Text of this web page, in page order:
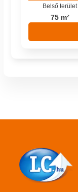
Belső terület
75 m²